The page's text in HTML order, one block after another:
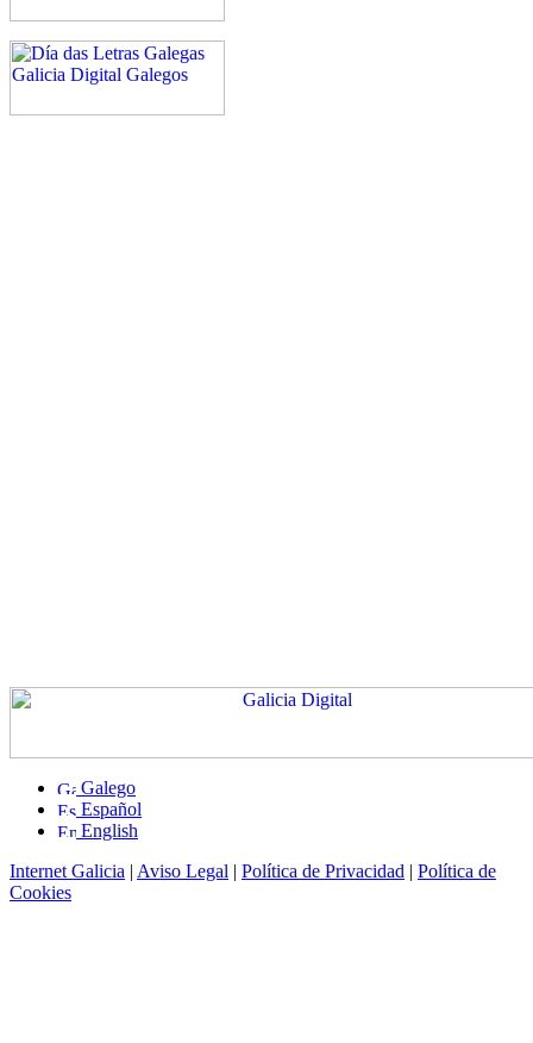
Galego
Español
English
Internet Galicia | Aviso Legal | Política de Privacidad | Política de
Cookies